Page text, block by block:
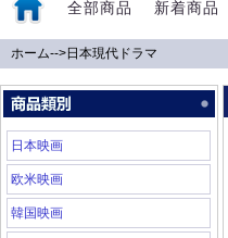
全部商品 新着商品
ホーム-->日本現代ドラマ
日本映画
欧米映画
韓国映画